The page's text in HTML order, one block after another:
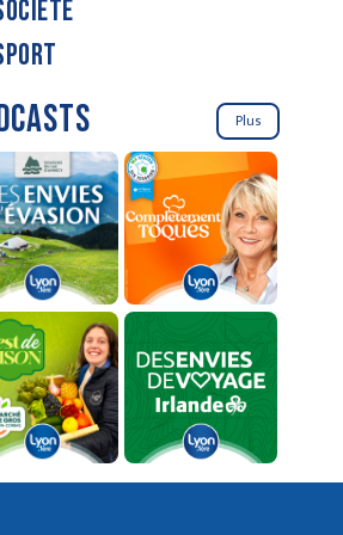
Plus